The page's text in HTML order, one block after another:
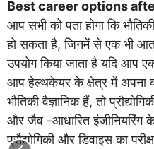
Best career options
आप सभी को पता होगा कि
हो सकता है, जिनमें से एक भी
उपयोग किया जाता है यदि आप
आप हेल्थकेयर के क्षेत्र में अपना
भौतिकी वैज्ञानिक हैं, तो
और जैव -आधारित इंजीनियरिंग
प्रौद्योगिकी और डिवाइस का